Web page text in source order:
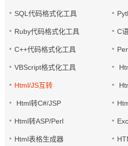
SQL代码格式化工具
Ruby代码格式化工具 C
C++代码格式化工具
VBScript格式化工具
Html/JS互转
Html转C#/JSP
Html转ASP/Perl
Html表格生成器